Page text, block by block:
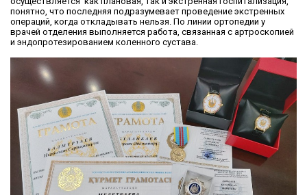
понятно, что последняя подразумевает проведение экстренных
операций, когда откладывать нельзя. По линии ортопедии у
врачей отделения выполняется работа, связанная с артроскопией
и эндопротезированием коленного сустава.